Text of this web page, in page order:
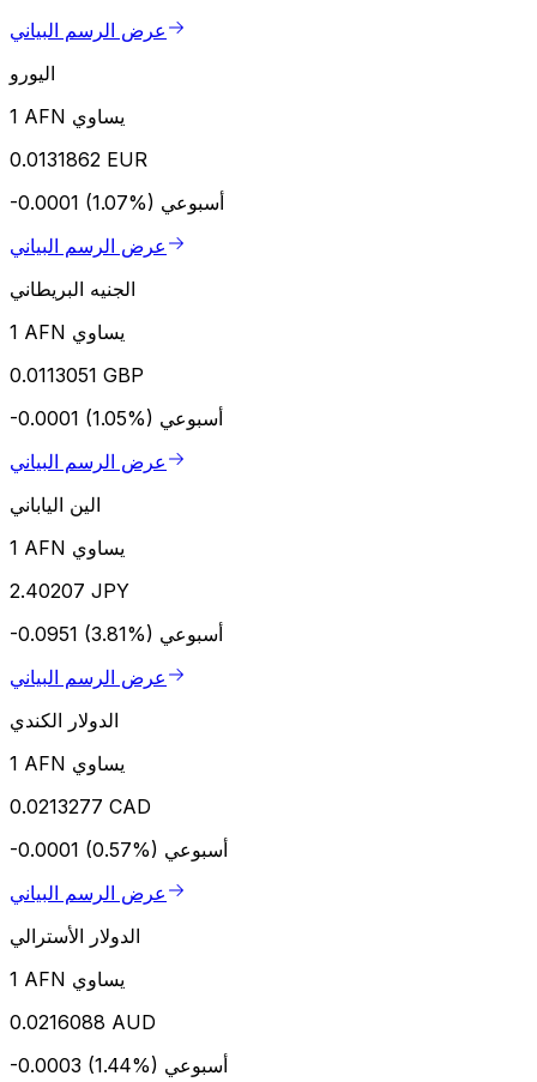
عرض الرسم البياني
اليورو
1 AFN يساوي
0.0131862 EUR
-0.0001 (1.07%) أسبوعي
عرض الرسم البياني
الجنيه البريطاني
1 AFN يساوي
0.0113051 GBP
-0.0001 (1.05%) أسبوعي
عرض الرسم البياني
الين الياباني
1 AFN يساوي
2.40207 JPY
-0.0951 (3.81%) أسبوعي
عرض الرسم البياني
الدولار الكندي
1 AFN يساوي
0.0213277 CAD
-0.0001 (0.57%) أسبوعي
عرض الرسم البياني
الدولار الأسترالي
1 AFN يساوي
0.0216088 AUD
-0.0003 (1.44%) أسبوعي